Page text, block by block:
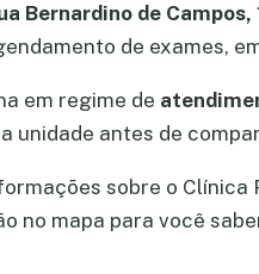
Bernardino de Campos,
de exames,
em regime de
unidade antes de
sobre o
no mapa para você